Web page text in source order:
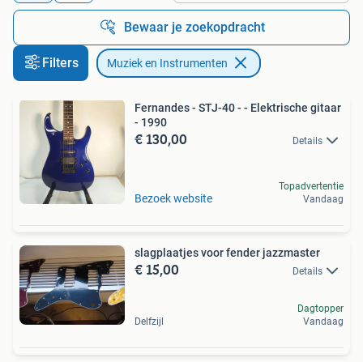
Bewaar je zoekopdracht
Filters Muziek en Instrumenten
Fernandes - STJ-40 - - Elektrische gitaar
- 1990
€ 130,00 Details
Bezoek website
Topadvertentie
Vandaag
slagplaatjes voor fender jazzmaster
€ 15,00 Details
Delfzijl
Dagtopper
Vandaag